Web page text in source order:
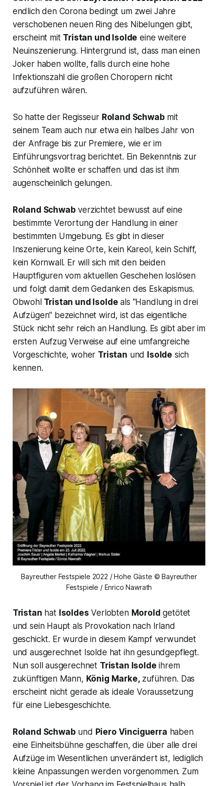
endlich den Corona bedingt um zwei Jahre
verschobenen neuen Ring des Nibelungen gibt,
erscheint mit Tristan und Isolde eine weitere
Neuinszenierung. Hintergrund ist, dass man einen
Joker haben wollte, falls durch eine hohe
Infektionszahl die großen Choropern nicht
aufzuführen wären.
So hatte der Regisseur Roland Schwab mit
seinem Team auch nur etwa ein halbes Jahr von
der Anfrage bis zur Premiere, wie er im
Einführungsvortrag berichtet. Ein Bekenntnis zur
Schönheit wollte er schaffen und das ist ihm
augenscheinlich gelungen.
Roland Schwab verzichtet bewusst auf eine
bestimmte Verortung der Handlung in einer
bestimmten Umgebung. Es gibt in dieser
Inszenierung keine Orte, kein Kareol, kein Schiff,
kein Kornwall. Er will sich mit den beiden
Hauptfiguren vom aktuellen Geschehen loslösen
und folgt damit dem Gedanken des Eskapismus.
Obwohl Tristan und Isolde als "Handlung in drei
Aufzügen" bezeichnet wird, ist das eigentliche
Stück nicht sehr reich an Handlung. Es gibt aber im
ersten Aufzug Verweise auf eine umfangreiche
Vorgeschichte, woher Tristan und Isolde sich
kennen.
Bayreuther Festspiele 2022 / Hohe Gäste © Bayreuther
Festspiele / Enrico Nawrath
Tristan hat Isoldes Verlobten Morold getötet
und sein Haupt als Provokation nach Irland
geschickt. Er wurde in diesem Kampf verwundet
und ausgerechnet Isolde hat ihn gesundgepflegt.
Nun soll ausgerechnet Tristan Isolde ihrem
zukünftigen Mann, König Marke,zuführen. Das
erscheint nicht gerade als ideale Voraussetzung
für eine Liebesgeschichte.
Roland Schwab und Piero Vinciguerra haben
eine Einheitsbühne geschaffen, die über alle drei
Aufzüge im Wesentlichen unverändert ist, lediglich
kleine Anpassungen werden vorgenommen. Zum